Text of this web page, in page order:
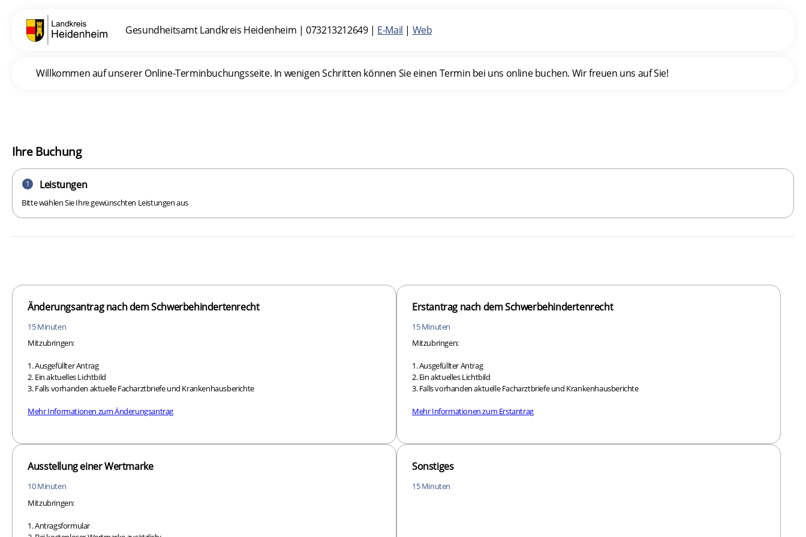
Gesundheitsamt Landkreis Heidenheim |073213212649| E-Mail | Web
Willkommen auf unserer Online-Terminbuchungsseite. In wenigen Schritten können Sie einen Termin bei uns online buchen. Wir freuen uns auf Sie!
Änderungsantrag nach dem Schwerbehindertenrecht
15 Minuten
Mitzubringen:
1. Ausgefüllter Antrag
2. Ein aktuelles Lichtbild
3. Falls vorhanden aktuelle Facharztbriefe und Krankenhausberichte
Mehr Informationen zum Änderungsantrag
Erstantrag nach dem Schwerbehindertenrecht
15 Minuten
Mitzubringen:
1. Ausgefüllter Antrag
2. Ein aktuelles Lichtbild
3. Falls vorhanden aktuelle Facharztbriefe und Krankenhausberichte
Mehr Informationen zum Erstantrag
Ausstellung einer Wertmarke
10 Minuten
Mitzubringen:
1. Antragsformular
Sonstiges
15 Minuten
Ihre Buchung
1 Leistungen
Bitte wählen Sie Ihre gewünschten Leistungen aus